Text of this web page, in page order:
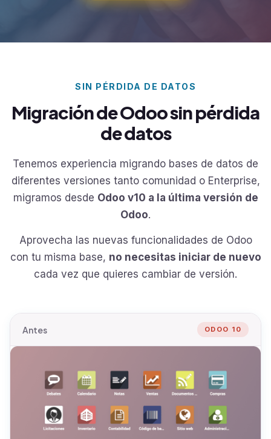
SIN PÉRDIDA DE DATOS
Migración de Odoo sin pérdida
de datos
Tenemos experiencia migrando bases de datos de
diferentes versiones tanto comunidad o Enterprise,
migramos desde Odoo v10 a la última versión de
Odoo.
Aprovecha las nuevas funcionalidades de Odoo
con tu misma base, no necesitas iniciar de nuevo
cada vez que quieres cambiar de versión.
Antes ODOO 10